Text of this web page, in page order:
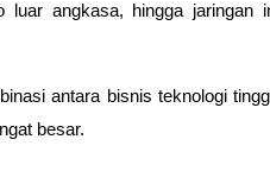
luar angkasa, hingga jaringan
antara bisnis teknologi
besar.